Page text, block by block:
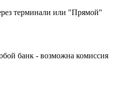
терминали или "Прямой"
банк - возможна комиссия